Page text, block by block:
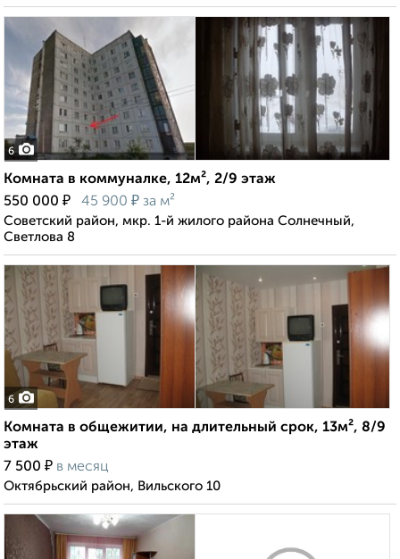
6
Комната в коммуналке, 12м², 2/9 этаж
550 000 ₽ 45 900 ₽ за м²
Советский район, мкр. 1-й жилого района Солнечный,
Светлова 8
6
Комната в общежитии, на длительный срок, 13м², 8/9
этаж
7 500 ₽ в месяц
Октябрьский район, Вильского 10